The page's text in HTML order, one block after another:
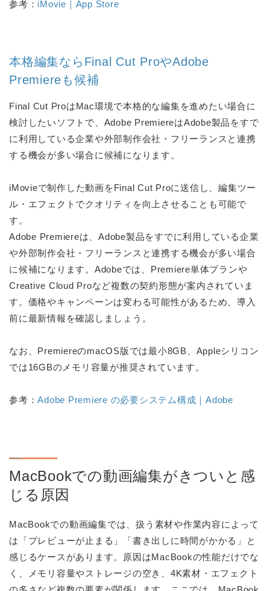
参考： iMovie｜App Store
本格編集ならFinal Cut ProやAdobe
Premiereも候補
Final Cut ProはMac環境で本格的な編集を進めたい場合に
検討したいソフトで、Adobe PremiereはAdobe製品をすで
に利用している企業や外部制作会社・フリーランスと連携
する機会が多い場合に候補になります。
iMovieで制作した動画をFinal Cut Proに送信し、編集ツー
ル・エフェクトでクオリティを向上させることも可能で
す。
Adobe Premiereは、Adobe製品をすでに利用している企業
や外部制作会社・フリーランスと連携する機会が多い場合
に候補になります。Adobeでは、Premiere単体プランや
Creative Cloud Proなど複数の契約形態が案内されていま
す。価格やキャンペーンは変わる可能性があるため、導入
前に最新情報を確認しましょう。
なお、PremiereのmacOS版では最小8GB、Appleシリコン
では16GBのメモリ容量が推奨されています。
参考：Adobe Premiere の必要システム構成｜Adobe
MacBookでの動画編集がきついと感
じる原因
MacBookでの動画編集では、扱う素材や作業内容によって
は「プレビューが止まる」「書き出しに時間がかかる」と
感じるケースがあります。原因はMacBookの性能だけでな
く、メモリ容量やストレージの空き、4K素材・エフェクト